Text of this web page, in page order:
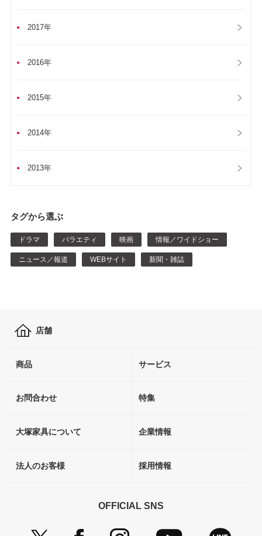
2017年
2016年
2015年
2014年
2013年
タグから選ぶ
ドラマ バラエティ 映画 情報／ワイドショー
ニュース／報道 WEBサイト 新聞・雑誌
店舗
商品 サービス
お問合わせ 特集
大塚家具について 企業情報
法人のお客様 採用情報
OFFICIAL SNS